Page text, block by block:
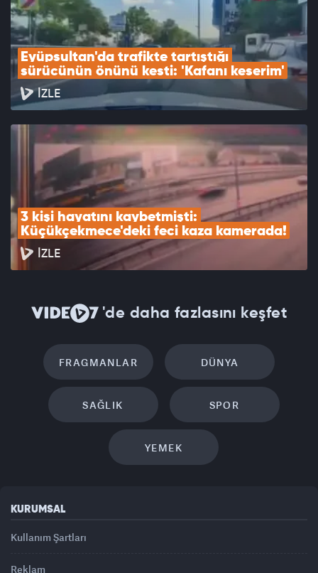
Eyüpsultan'da trafikte tartıştığı
sürücünün önünü kesti: 'Kafanı keserim'
İZLE
3 kişi hayatını kaybetmişti:
Küçükçekmece'deki feci kaza kamerada!
İZLE
'de daha fazlasını keşfet
FRAGMANLAR DÜNYA
SAĞLIK SPOR
YEMEK
KURUMSAL
Kullanım Şartları
Reklam